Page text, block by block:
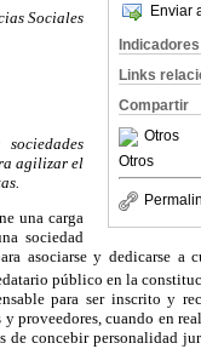
Enviar
Indicadores
Links
Compartir
Otros
Otros
Sociales
agilizar el
una carga
sociedad
asociarse y dedicarse a
público en la
para ser inscrito y
proveedores, cuando en
de concebir personalidad